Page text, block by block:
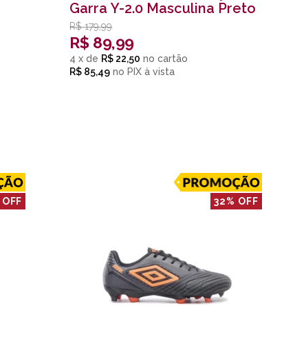
Garra Y-2.0 Masculina Preto
R$ 179,99
R$ 89,99
4 x de R$ 22,50
R$ 85,49 no PIX
32% OFF